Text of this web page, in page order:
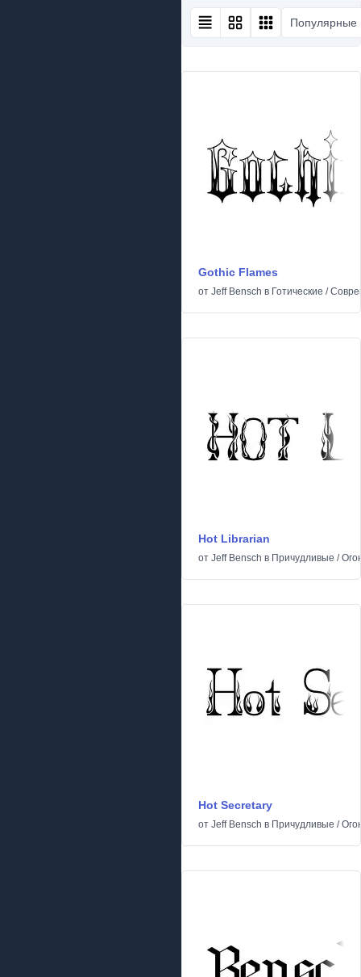
Популярные
Gothic Flames
от Jeff Bensch в Готические /
Hot Librarian
от Jeff Bensch в Причудливые /
Hot Secretary
от Jeff Bensch в Причудливые /